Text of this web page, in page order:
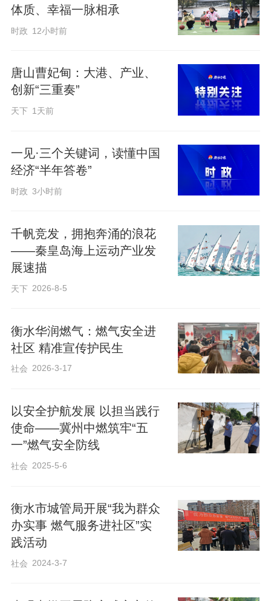
为检验日常安检工作实效，及时发现并整
改安检工作中的疏漏，公司启动全覆盖安
检稽查工作。每到一户，工作人员都会仔
道、连接软管、燃气阀门、家用灶具、报
警器等设施设备状态，认真核对安检记录
是否详实、隐患排查是否到位、问题整改
是否闭环。针对稽查中发现的安检流程不
隐患未及时整改等各类问题，工作人员现
场拍照登记、逐项记录归档，当场反馈给
对应安检人员，明确整改要求和完成时
走过场、工作打折扣的现象。
下一步，枣强中燃将持续抓实抓细燃气安
训、常态化推进一线稽查，不断优化工作
流程、压实岗位责任，以务实的工作作
风，切实提高安检水平，以扎实的一线工
作全力保障辖区群众安全、稳定用气，用
体质、幸福一脉相承
时政 12小时前
唐山曹妃甸：大港、产业、
创新“三重奏”
天下 1天前
一见·三个关键词，读懂中国
经济“半年答卷”
时政 3小时前
千帆竞发，拥抱奔涌的浪花
——秦皇岛海上运动产业发
展速描
天下 2026-8-5
衡水华润燃气：燃气安全进
社区 精准宣传护民生
社会 2026-3-17
以安全护航发展 以担当践行
使命——冀州中燃筑牢“五
一”燃气安全防线
社会 2025-5-6
衡水市城管局开展“我为群众
办实事 燃气服务进社区”实
践活动
社会 2024-3-7